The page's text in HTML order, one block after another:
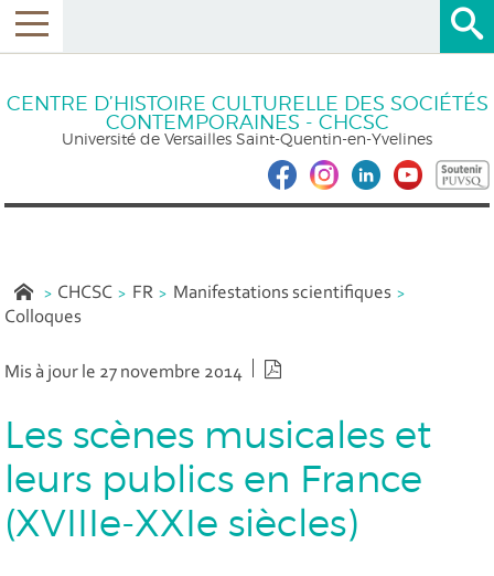
CENTRE D’HISTOIRE CULTURELLE DES SOCIÉTÉS
CONTEMPORAINES - CHCSC
Université de Versailles Saint-Quentin-en-Yvelines
CHCSC FR
Manifestations scientifiques
Colloques
Mis à jour le 27 novembre 2014
Les scènes musicales et
leurs publics en France
(XVIIIe-XXIe siècles)